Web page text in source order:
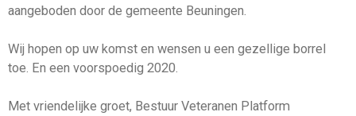
aangeboden door de gemeente Beuningen.
Wij hopen op uw komst en wensen u een gezellige borrel
toe. En een voorspoedig 2020.
Met vriendelijke groet, Bestuur Veteranen Platform